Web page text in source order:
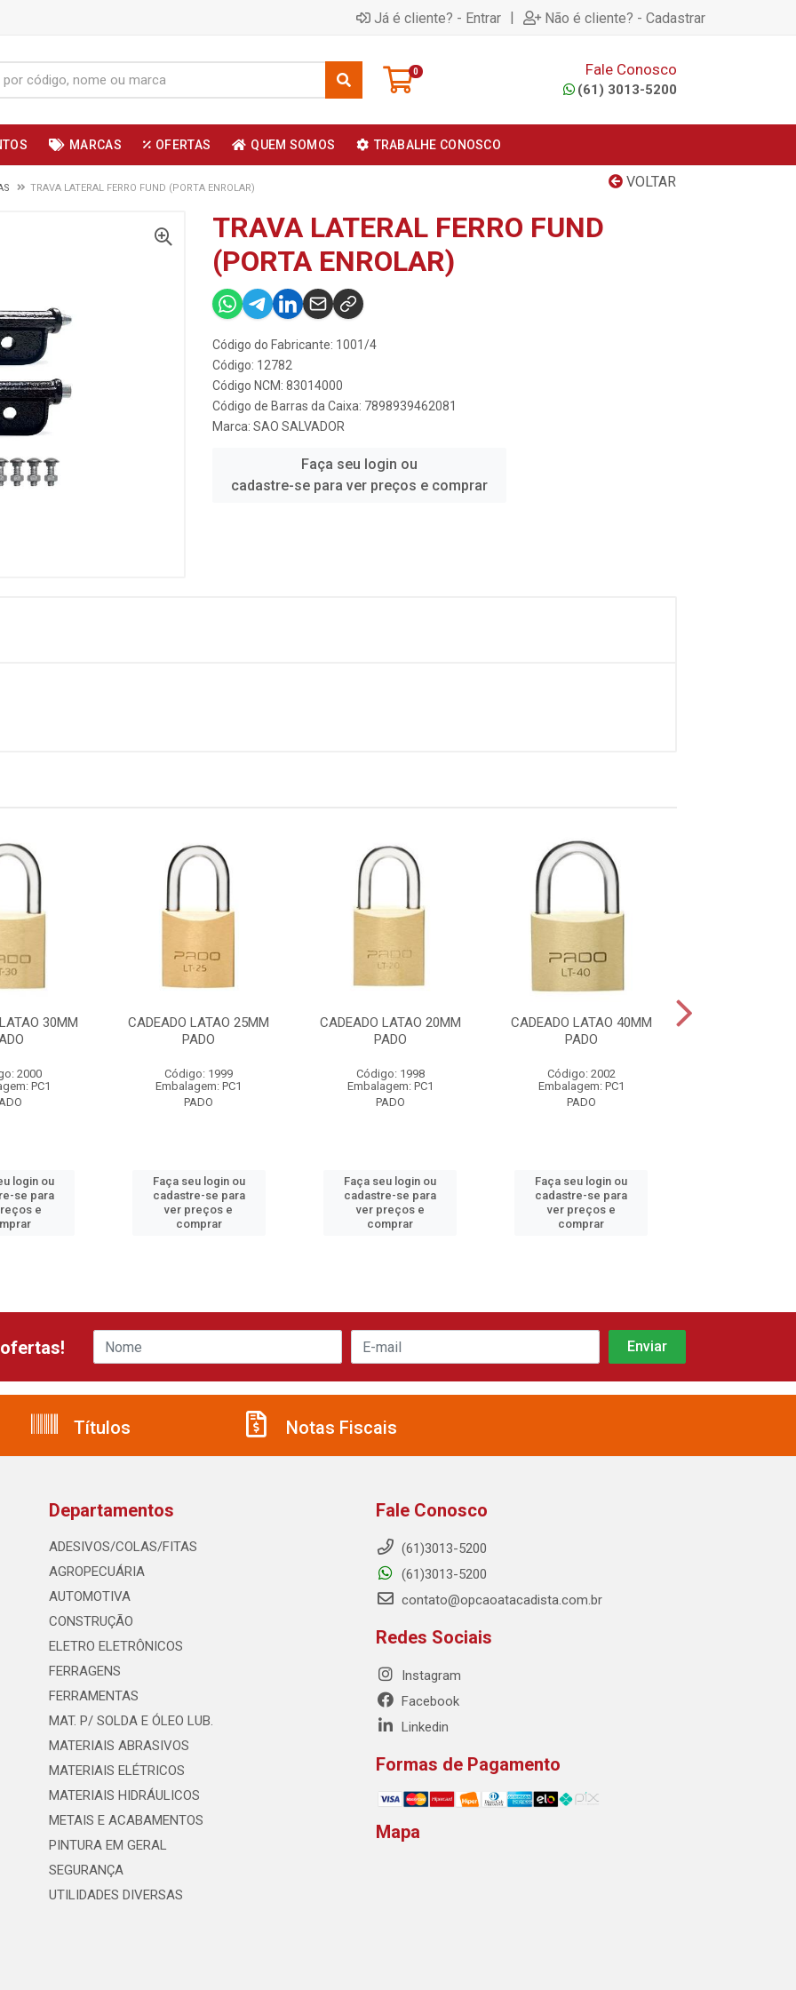
Já é cliente? - Entrar | Não é cliente? - Cadastrar
0 Fale Conosco
(61) 3013-5200
MARCAS OFERTAS QUEM SOMOS TRABALHE CONOSCO
VOLTAR
TRAVA LATERAL FERRO FUND (PORTA ENROLAR)
TRAVA LATERAL FERRO FUND
(PORTA ENROLAR)
Código do Fabricante: 1001/4
Código: 12782
Código NCM: 83014000
Código de Barras da Caixa: 7898939462081
Marca: SAO SALVADOR
Faça seu login ou
cadastre-se para ver preços e comprar
30MM
2000
PC1
login ou
se para
e
CADEADO LATAO 25MM
PADO
Código: 1999
Embalagem: PC1
PADO
Faça seu login ou
cadastre-se para
ver preços e
comprar
CADEADO LATAO 20MM
PADO
Código: 1998
Embalagem: PC1
PADO
Faça seu login ou
cadastre-se para
ver preços e
comprar
CADEADO LATAO 40MM
PADO
Código: 2002
Embalagem: PC1
PADO
Faça seu login ou
cadastre-se para
ver preços e
comprar
Títulos Notas Fiscais
Departamentos
ADESIVOS/COLAS/FITAS
AGROPECUÁRIA
AUTOMOTIVA
CONSTRUÇÃO
ELETRO ELETRÔNICOS
FERRAGENS
FERRAMENTAS
MAT. P/ SOLDA E ÓLEO LUB.
MATERIAIS ABRASIVOS
MATERIAIS ELÉTRICOS
MATERIAIS HIDRÁULICOS
METAIS E ACABAMENTOS
PINTURA EM GERAL
SEGURANÇA
UTILIDADES DIVERSAS
Fale Conosco
(61)3013-5200
(61)3013-5200
contato@opcaoatacadista.com.br
Redes Sociais
Instagram
Facebook
Linkedin
Formas de Pagamento
Mapa